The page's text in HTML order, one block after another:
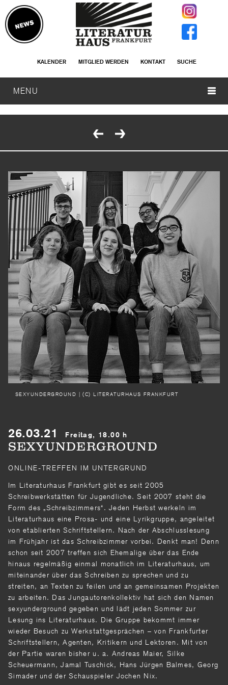
KALENDER MITGLIED WERDEN KONTAKT SUCHE
MENU
SEXYUNDERGROUND | (C) LITERATURHAUS FRANKFURT
26.03.21 Freitag, 18.00 h
SEXYUNDERGROUND
ONLINE-TREFFEN IM UNTERGRUND
Im Literaturhaus Frankfurt gibt es seit 2005
Schreibwerkstätten für Jugendliche. Seit 2007 steht die
Form des „Schreibzimmers“. Jeden Herbst werkeln im
Literaturhaus eine Prosa- und eine Lyrikgruppe, angeleitet
von etablierten Schriftstellern. Nach der Abschlusslesung
im Frühjahr ist das Schreibzimmer vorbei. Denkt man! Denn
schon seit 2007 treffen sich Ehemalige über das Ende
hinaus regelmäßig einmal monatlich im Literaturhaus, um
miteinander über das Schreiben zu sprechen und zu
streiten, an Texten zu feilen und an gemeinsamen Projekten
zu arbeiten. Das Jungautorenkollektiv hat sich den Namen
sexyunderground gegeben und lädt jeden Sommer zur
Lesung ins Literaturhaus. Die Gruppe bekommt immer
wieder Besuch zu Werkstattgesprächen – von Frankfurter
Schriftstellern, Agenten, Kritikern und Lektoren. Mit von
der Partie waren bisher u. a. Andreas Maier, Silke
Scheuermann, Jamal Tuschick, Hans Jürgen Balmes, Georg
Simader und der Schauspieler Jochen Nix.